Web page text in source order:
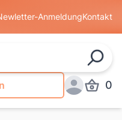
AnmeldungKontakt
0